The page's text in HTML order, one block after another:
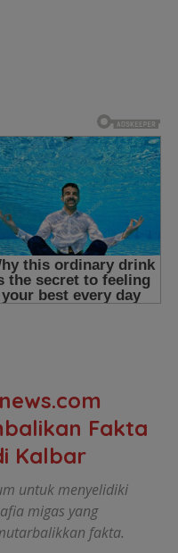
Fakta
Kalbar
untuk menyelidiki
migas yang
fakta.